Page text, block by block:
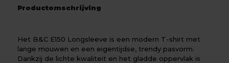
Productomschrijving
Het B&C E150 Longsleeve is een modern T-shirt met
lange mouwen en een eigentijdse, trendy pasvorm.
Dankzij de lichte kwaliteit en het gladde oppervlak is